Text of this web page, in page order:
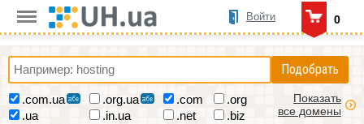
0
Войти
Подобрать
.com.ua .org.ua .com
.org
.ua
.in.ua .net .biz
Показать
все домены